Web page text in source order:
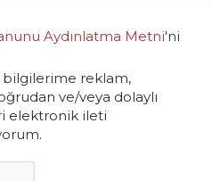
Aydınlatma Metni'ni
bilgilerime reklam,
ve/veya dolaylı
elektronik ileti